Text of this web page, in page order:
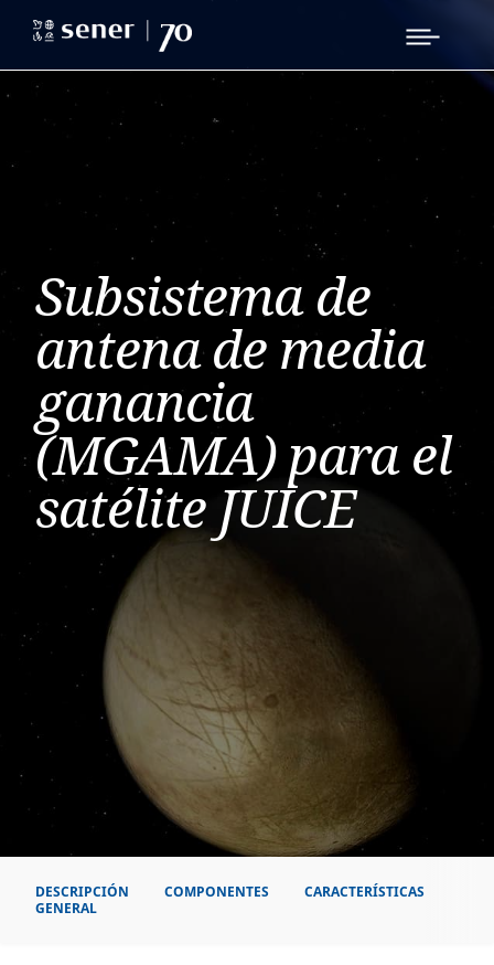
Subsistema de
antena de media
ganancia
(MGAMA) para el
satélite JUICE
DESCRIPCIÓN
GENERAL
COMPONENTES CARACTERÍSTICAS